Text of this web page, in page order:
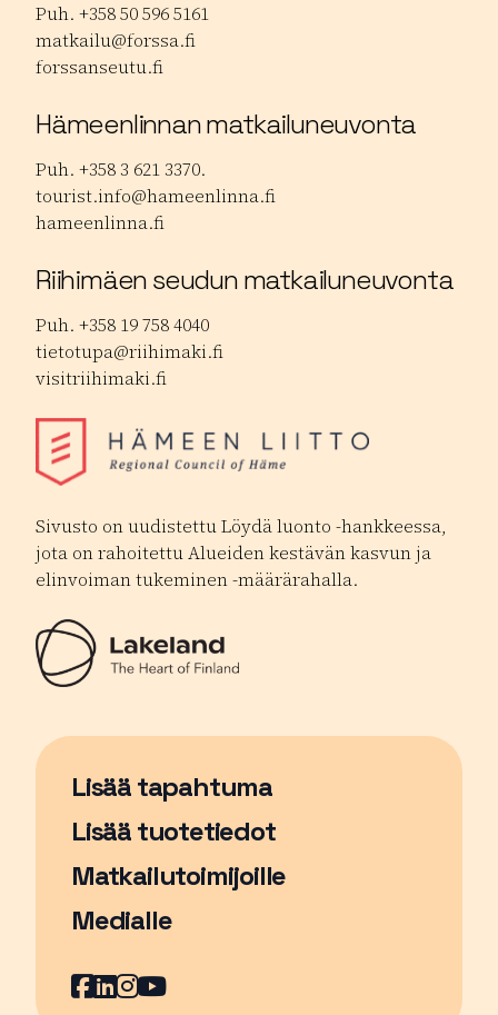
Puh. +358 50 596 5161
matkailu@forssa.fi
forssanseutu.fi
Hämeenlinnan matkailuneuvonta
Puh. +358 3 621 3370.
tourist.info@hameenlinna.fi
hameenlinna.fi
Riihimäen seudun matkailuneuvonta
Puh. +358 19 758 4040
tietotupa@riihimaki.fi
visitriihimaki.fi
Sivusto on uudistettu Löydä luonto -hankkeessa,
jota on rahoitettu Alueiden kestävän kasvun ja
elinvoiman tukeminen -määrärahalla.
Lisää tapahtuma
Sivu avautuu uudessa ikkunassa
Lisää tuotetiedot
Matkailutoimijoille
Medialle
Facebook
Sivu avautuu uudessa ikkunassa
LinkedIn
Sivu avautuu uudessa ikkunassa
Instagram
Sivu avautuu uudessa
YouTube
Sivu avautuu uudessa